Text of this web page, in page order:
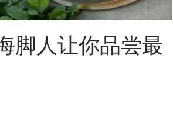
脚人让你品尝最